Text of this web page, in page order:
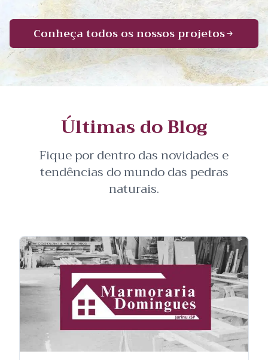
Conheça todos os nossos projetos
Últimas do Blog
Fique por dentro das novidades e
tendências do mundo das pedras
naturais.